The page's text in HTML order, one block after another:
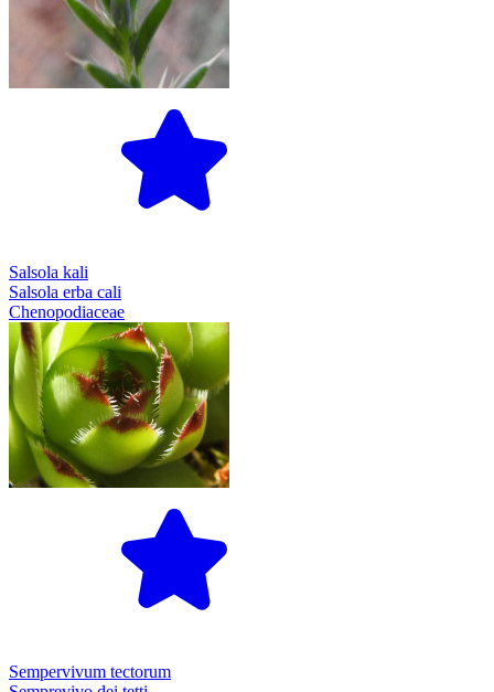
Salsola kali
Salsola erba cali
Chenopodiaceae
Sempervivum tectorum